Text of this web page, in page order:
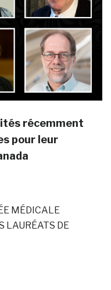
récemment
pour leur
MÉDICALE
LAURÉATS DE